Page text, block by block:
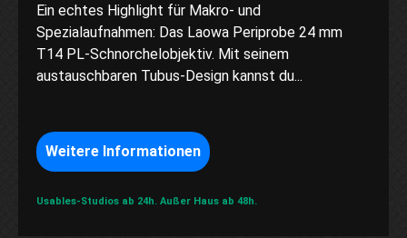
Ein echtes Highlight für Makro- und
Spezialaufnahmen: Das Laowa Periprobe 24 mm
T14 PL-Schnorchelobjektiv. Mit seinem
austauschbaren Tubus-Design kannst du...
Weitere Informationen
Usables-Studios ab 24h. Außer Haus ab 48h.